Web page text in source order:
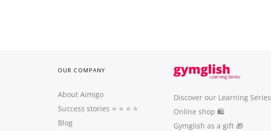
OUR COMPANY
About Aimigo
Success stories ⭐️ ⭐️ ⭐️ ⭐️
Blog
Discover our Learning Series
Online shop 🛍
Gymglish as a gift 🎁